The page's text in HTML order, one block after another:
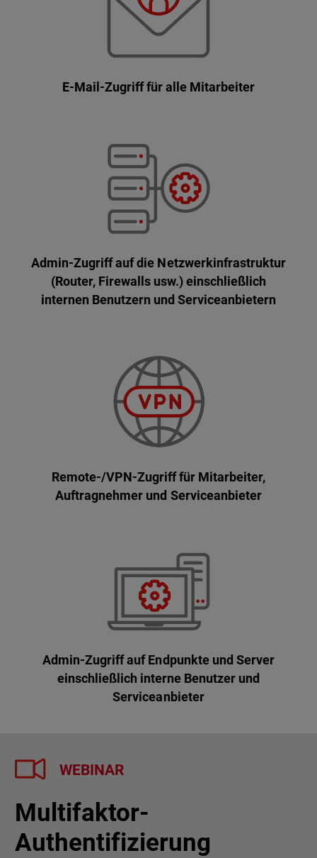
E-Mail-Zugriff für alle Mitarbeiter
Admin-Zugriff auf die Netzwerkinfrastruktur
(Router, Firewalls usw.) einschließlich
internen Benutzern und Serviceanbietern
Remote-/VPN-Zugriff für Mitarbeiter,
Auftragnehmer und Serviceanbieter
Admin-Zugriff auf Endpunkte und Server
einschließlich interne Benutzer und
Serviceanbieter
WEBINAR
Multifaktor-
Authentifizierung